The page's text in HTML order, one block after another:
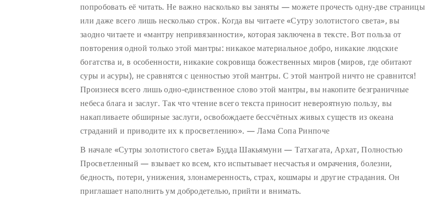
попробовать её читать. Не важно насколько вы заняты — можете прочесть одну-две страницы
или даже всего лишь несколько строк. Когда вы читаете «Сутру золотистого света», вы
заодно читаете и «мантру непривязанности», которая заключена в тексте. Вот польза от
повторения одной только этой мантры: никакое материальное добро, никакие людские
богатства и, в особенности, никакие сокровища божественных миров (миров, где обитают
суры и асуры), не сравнятся с ценностью этой мантры. С этой мантрой ничто не сравнится!
Произнеся всего лишь одно-единственное слово этой мантры, вы накопите безграничные
небеса блага и заслуг. Так что чтение всего текста приносит невероятную пользу, вы
накапливаете обширные заслуги, освобождаете бессчётных живых существ из океана
страданий и приводите их к просветлению». — Лама Сопа Ринпоче
В начале «Сутры золотистого света» Будда Шакьямуни — Татхагата, Архат, Полностью
Просветленный — взывает ко всем, кто испытывает несчастья и омрачения, болезни,
бедность, потери, унижения, злонамеренность, страх, кошмары и другие страдания. Он
приглашает наполнить ум добродетелью, прийти и внимать.